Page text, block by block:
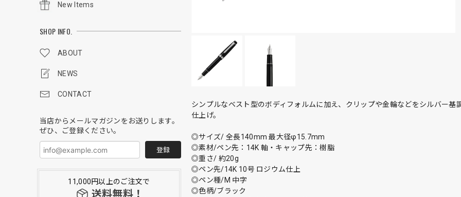
New Items
SHOP INFO.
ABOUT
NEWS
CONTACT
当店からメールマガジンをお送りします。
ぜひ、ご登録ください。
登録
11,000円以上のご注文で
送料無料！
シンプルなベスト型のボディフォルムに加え、クリップや金輪などをシルバー
仕上げ。
◎サイズ/ 全長140mm 最大径φ15.7mm
◎素材/ペン先：14K 軸・キャップ先：樹脂
◎重さ/ 約20g
◎ペン先/14K 10号 ロジウム仕上
◎ペン種/M 中字
◎色柄/ブラック